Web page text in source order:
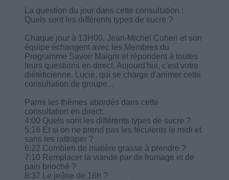
La question du jour dans cette consultation :
Quels sont les différents types de sucre ?
Chaque jour à 13H00, Jean-Michel Cohen et son
équipe échangent avec les Membres du
Programme Savoir Maigrir et répondent à toutes
leurs questions en direct. Aujourd'hui, c'est votre
diététicienne, Lucie, qui se charge d'animer cette
consultation de groupe...
Parmi les thèmes abordés dans cette
consultation en direct:
4:00 Quels sont les différents types de sucre ?
5:16 Et si on ne prend pas les féculents le midi et
sans les rattraper ?
6:22 Combien de matière grasse à prendre ?
7:10 Remplacer la viande par de fromage et de
pain brioché ?
8:37 Le jeûne de 16h ?